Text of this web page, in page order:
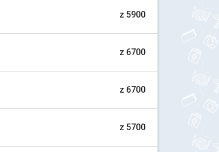
z 5900
z 6700
z 6700
z 5700